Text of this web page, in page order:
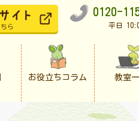
0120-
平日
お役立ちコラム 教室